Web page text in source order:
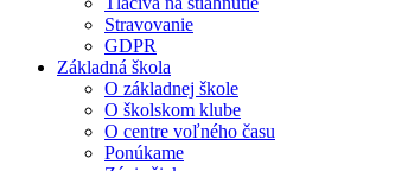
Stravovanie
GDPR
Základná škola
O základnej škole
O školskom klube
O centre voľného času
Ponúkame